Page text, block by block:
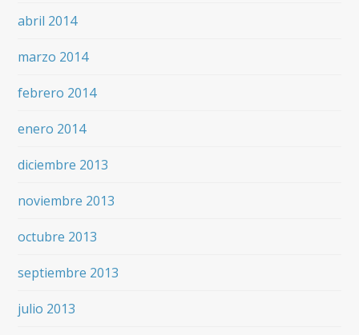
abril 2014
marzo 2014
febrero 2014
enero 2014
diciembre 2013
noviembre 2013
octubre 2013
septiembre 2013
julio 2013